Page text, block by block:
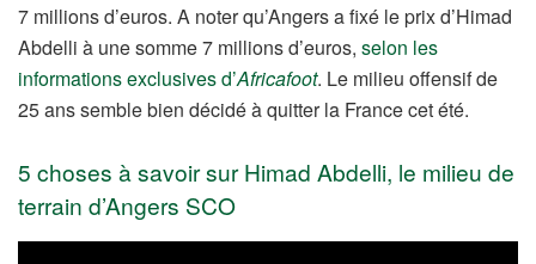
7 millions d’euros. A noter qu’Angers a fixé le prix d’Himad
Abdelli à une somme 7 millions d’euros, selon les
informations exclusives d’Africafoot. Le milieu offensif de
25 ans semble bien décidé à quitter la France cet été.
5 choses à savoir sur Himad Abdelli, le milieu de
terrain d’Angers SCO